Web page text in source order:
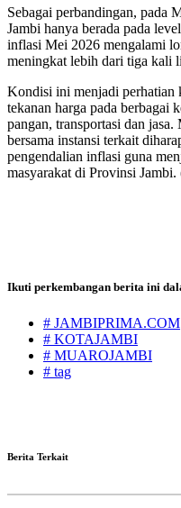
Sebagai perbandingan, pada
Jambi hanya berada pada
inflasi Mei 2026 mengalami
meningkat lebih dari tiga kali
Kondisi ini menjadi perhatian
tekanan harga pada berbagai
pangan, transportasi dan
bersama instansi terkait
pengendalian inflasi guna
masyarakat di Provinsi
Ikuti perkembangan berita ini
# JAMBIPRIMA.COM
# KOTAJAMBI
# MUAROJAMBI
# tag
Berita Terkait